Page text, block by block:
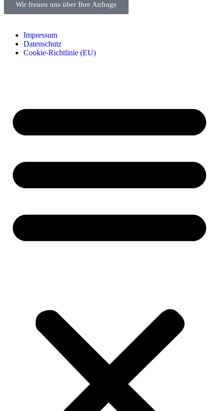
Wir freuen uns über Ihre Anfrage
Impressum
Datenschutz
Cookie-Richtlinie (EU)